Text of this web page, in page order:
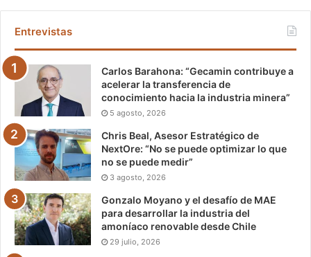
Entrevistas
Carlos Barahona: “Gecamin contribuye a
acelerar la transferencia de
conocimiento hacia la industria minera”
5 agosto, 2026
Chris Beal, Asesor Estratégico de
NextOre: “No se puede optimizar lo que
no se puede medir”
3 agosto, 2026
Gonzalo Moyano y el desafío de MAE
para desarrollar la industria del
amoníaco renovable desde Chile
29 julio, 2026